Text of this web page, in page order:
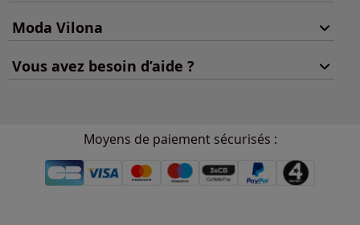
Moda Vilona
Vous avez besoin d’aide ?
Moyens de paiement sécurisés :